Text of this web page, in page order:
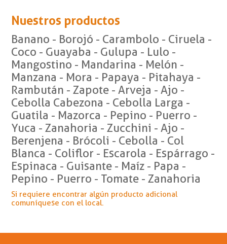
Nuestros productos
Banano - Borojó - Carambolo - Ciruela -
Coco - Guayaba - Gulupa - Lulo -
Mangostino - Mandarina - Melón -
Manzana - Mora - Papaya - Pitahaya -
Rambután - Zapote - Arveja - Ajo -
Cebolla Cabezona - Cebolla Larga -
Guatila - Mazorca - Pepino - Puerro -
Yuca - Zanahoria - Zucchini - Ajo -
Berenjena - Brócoli - Cebolla - Col
Blanca - Coliflor - Escarola - Espárrago -
Espinaca - Guisante - Maíz - Papa -
Pepino - Puerro - Tomate - Zanahoria
Si requiere encontrar algún producto adicional
comuníquese con el local.